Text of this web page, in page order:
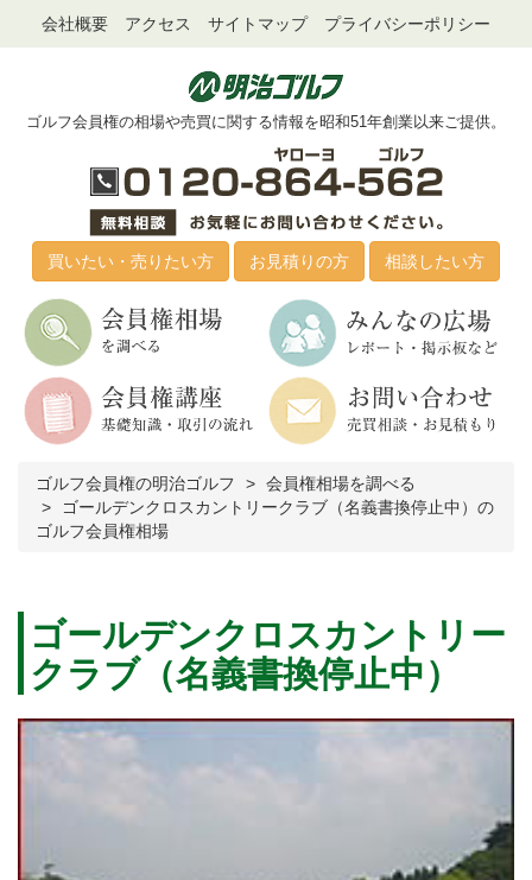
会社概要 アクセス サイトマップ プライバシーポリシー
ゴルフ会員権の相場や売買に関する情報を昭和51年創業以来ご提供。
買いたい・売りたい方 お見積りの方 相談したい方
ゴルフ会員権の明治ゴルフ
会員権相場を調べる
ゴールデンクロスカントリークラブ（名義書換停止中）の
ゴルフ会員権相場
ゴールデンクロスカントリー
クラブ（名義書換停止中）